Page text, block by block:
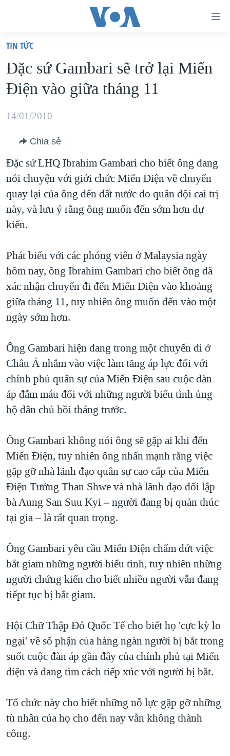
truy
cập
Tới
dung
chính
điều
hướng
chính
Đi
tới
VIỆT NAM
HOA KỲ
BIỂN ĐÔNG
BLOG
DIỄN ĐÀN
MỤC
TỰ DO BÁO CHÍ
VẠCH TRẦN TIN GIẢ
ĐỜI SỐNG
KINH TẾ
KHOA HỌC
SỨC KHOẺ
THỂ THAO
CHUYÊN ĐỀ
CHIẾN TRANH THƯƠNG MẠI CỦA MỸ: QUÁ KHỨ VÀ HIỆN
HÀNH TRÌNH BẦU CỬ 2024
MỘT NĂM CHIẾN TRANH TẠI DẢI GAZA
GIẢI MÃ VÀNH ĐAI & CON ĐƯỜNG
NGÀY TỊ NẠN THẾ GIỚI
TRỊNH VĨNH BÌNH - NGƯỜI HẠ 'BÊN THẮNG CUỘC'
GROUND ZERO – XƯA VÀ NAY
CHI PHÍ CHIẾN TRANH AFGHANISTAN
CÁC GIÁ TRỊ CỘNG HÒA Ở VIỆT NAM
THƯỢNG ĐỈNH TRUMP-KIM TẠI VIỆT NAM
TRỊNH VĨNH BÌNH VS. CHÍNH PHỦ VIỆT NAM
NGƯ DÂN VIỆT VÀ LÀN SÓNG TRỘM HẢI SÂM
BÊN KIA QUỐC LỘ: TIẾNG VỌNG TỪ NÔNG THÔN MỸ
QUAN HỆ VIỆT MỸ
HỌC TIẾNG ANH
NGHE
MẠNG XÃ HỘI
TIN TỨC
Ðặc sứ Gambari sẽ trở lại Miến
Điện vào giữa tháng 11
14/01/2010
Chia sẻ
Đặc sứ LHQ Ibrahim Gambari cho biết ông đang
nói chuyện với giới chức Miến Điện về chuyến
quay lại của ông đến đất nước do quân đội cai trị
này, và lưu ý rằng ông muốn đến sớm hơn dự
kiến.
Phát biểu với các phóng viên ở Malaysia ngày
hôm nay, ông Ibrahim Gambari cho biết ông đã
xác nhận chuyến đi đến Miến Điện vào khoảng
giữa tháng 11, tuy nhiên ông muốn đến vào một
ngày sớm hơn.
Ông Gambari hiện đang trong một chuyến đi ở
Châu Á nhắm vào việc làm tăng áp lực đối với
chính phủ quân sự của Miến Điện sau cuộc đàn
áp đẫm máu đối với những người biểu tình ủng
hộ dân chủ hồi tháng trước.
Ông Gambari không nói ông sẽ gặp ai khi đến
Miến Điện, tuy nhiên ông nhấn mạnh rằng việc
gặp gỡ nhà lãnh đạo quân sự cao cấp của Miến
Điện Tướng Than Shwe và nhà lãnh đạo đối lập
bà Aung San Suu Kyi – người đang bị quản thúc
tại gia – là rất quan trọng.
Ông Gambari yêu cầu Miến Điện chấm dứt việc
bắt giam những người biểu tình, tuy nhiên những
người chứng kiến cho biết nhiều người vẫn đang
tiếpt tục bị bắt giam.
Hội Chữ Thập Đỏ Quốc Tế cho biết họ 'cực kỳ lo
ngại' về số phận của hàng ngàn người bị bắt trong
suốt cuộc đàn áp gần đây của chính phủ tại Miến
điện và đang tìm cách tiếp xúc với người bị bắt.
Tổ chức này cho biết những nỗ lực gặp gỡ những
tù nhân của họ cho đến nay vẫn không thành
công.